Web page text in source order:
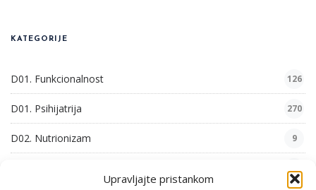
Upravljajte pristankom
KATEGORIJE
D01. Funkcionalnost 126
D01. Psihijatrija 270
D02. Nutrionizam 9